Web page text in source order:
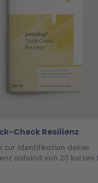
Check Resilienz
zur Identifikation deiner
anhand von 20 kurzen